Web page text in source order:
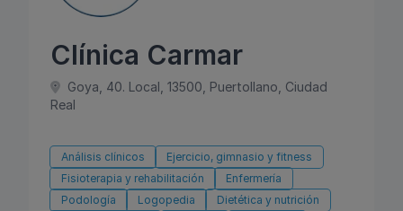
Clínica Carmar
Goya, 40. Local, 13500, Puertollano, Ciudad
Real
Análisis clínicos
Ejercicio, gimnasio y fitness
Fisioterapia y rehabilitación
Enfermería
Podología
Logopedia
Dietética y nutrición